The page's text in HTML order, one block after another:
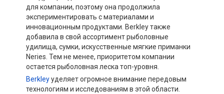
для компании, поэтому она продолжила
экспериментировать с материалами и
инновационным продуктами. Berkley также
добавила в свой ассортимент рыболовные
удилища, сумки, искусственные мягкие приманки
Neries. Тем не менее, приоритетом компании
остается рыболовная леска топ-уровня.
Berkleyуделяет огромное внимание передовым
технологиям и исследованиям в этой области.